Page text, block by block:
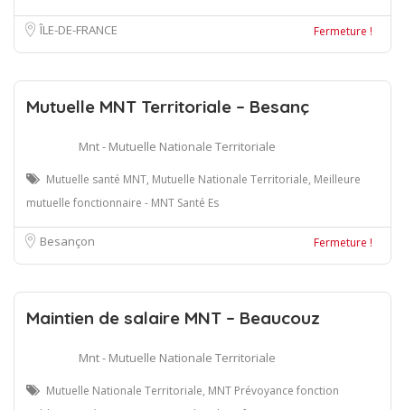
ÎLE-DE-FRANCE Fermeture !
Mutuelle MNT Territoriale – Besanç
Mnt - Mutuelle Nationale Territoriale
Mutuelle santé MNT, Mutuelle Nationale Territoriale, Meilleure
mutuelle fonctionnaire - MNT Santé Es
Besançon Fermeture !
Maintien de salaire MNT – Beaucouz
Mnt - Mutuelle Nationale Territoriale
Mutuelle Nationale Territoriale, MNT Prévoyance fonction